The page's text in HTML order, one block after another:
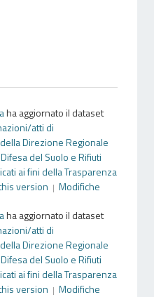
ha aggiornato il dataset
atti di
Direzione Regionale
del Suolo e Rifiuti
ai fini della Trasparenza
version | Modifiche
ha aggiornato il dataset
atti di
Direzione Regionale
del Suolo e Rifiuti
ai fini della Trasparenza
version | Modifiche